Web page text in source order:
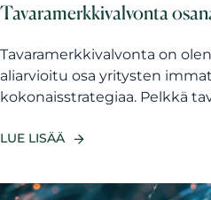
Tavaramerkkivalvonta
Tavaramerkkivalvonta on
aliarvioitu osa yritysten
kokonaisstrategiaa. Pelkkä
LUE LISÄÄ